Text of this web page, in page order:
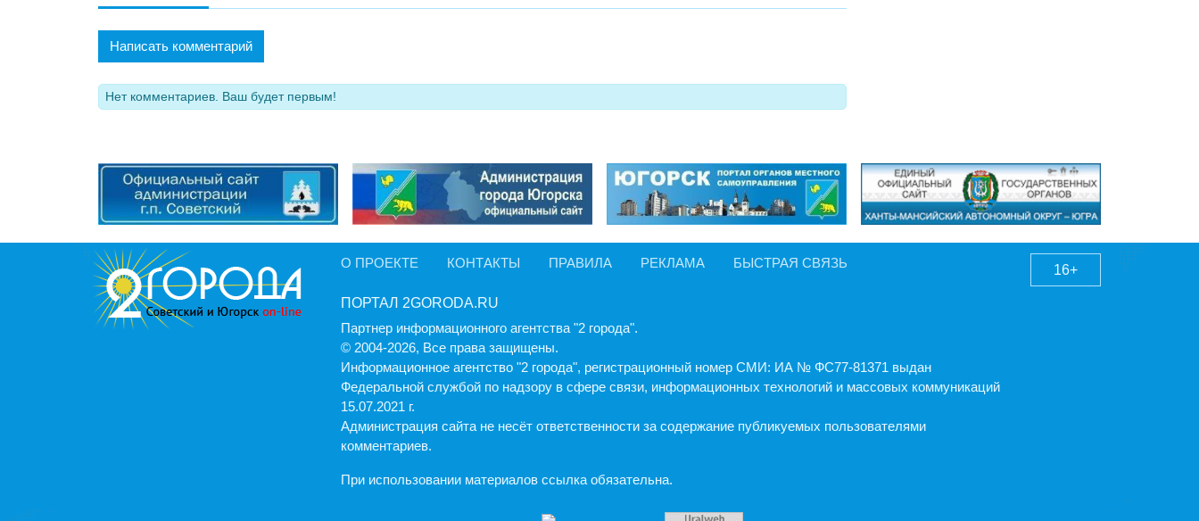
Написать комментарий
Нет комментариев. Ваш будет первым!
О ПРОЕКТЕ КОНТАКТЫ ПРАВИЛА РЕКЛАМА БЫСТРАЯ СВЯЗЬ
ПОРТАЛ 2GORODA.RU
Партнер информационного агентства "2 города".
© 2004-2026, Все права защищены.
Информационное агентство "2 города", регистрационный номер СМИ: ИА № ФС77-81371 выдан
Федеральной службой по надзору в сфере связи, информационных технологий и массовых коммуникаций
15.07.2021 г.
Администрация cайта не несёт ответственности за содержание публикуемых пользователями
комментариев.
При использовании материалов ссылка обязательна.
16+